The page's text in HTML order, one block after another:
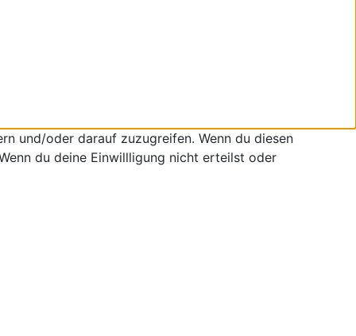
und/oder darauf zuzugreifen. Wenn du diesen
du deine Einwillligung nicht erteilst oder